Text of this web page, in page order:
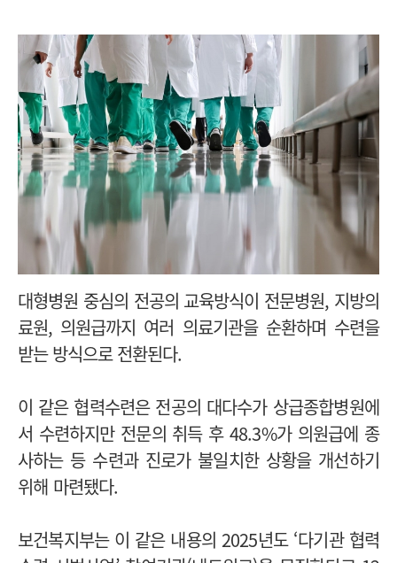
대형병원 중심의 전공의 교육방식이 전문병원, 지방의
료원, 의원급까지 여러 의료기관을 순환하며 수련을
받는 방식으로 전환된다.
이 같은 협력수련은 전공의 대다수가 상급종합병원에
서 수련하지만 전문의 취득 후 48.3%가 의원급에 종
사하는 등 수련과 진로가 불일치한 상황을 개선하기
위해 마련됐다.
보건복지부는 이 같은 내용의 2025년도 ‘다기관 협력